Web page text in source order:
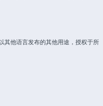
其他语言发布的其他用途，授权于所